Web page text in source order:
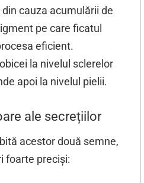
cauza acumulării de
pe care ficatul
eficient.
la nivelul sclerelor
apoi la nivelul pielii.
ale secrețiilor
acestor două semne,
foarte preciși: